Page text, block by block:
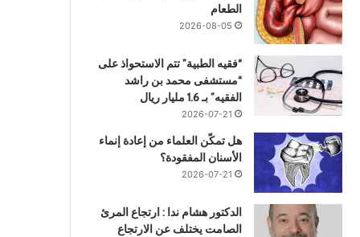
تأسيس جيش التحرير
الطعام
2026-08-05
“فقيه الطبية” تتم الاستحواذ على
“مستشفى محمد بن راشد
الفقيه” بـ 1.6 مليار ريال
2026-07-21
هل تمكّن العلماء من إعادة إنماء
الأسنان المفقودة؟
2026-07-21
الدكتور هشام ندا : ارتجاع المرئ
الصامت يختلف عن الارتجاع